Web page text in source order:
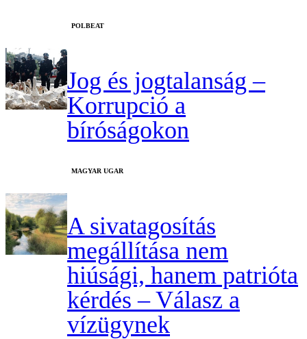
‎POLBEAT
Jog és jogtalanság –
Korrupció a
bíróságokon
MAGYAR UGAR
A sivatagosítás
megállítása nem
hiúsági, hanem patrióta
kérdés – Válasz a
vízügynek